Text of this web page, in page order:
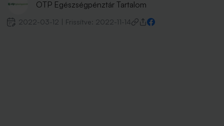
OTP Egészségpénztár Tartalom
2022-03-12 Frissítve: 2022-11-14